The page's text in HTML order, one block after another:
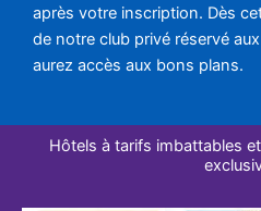
après votre inscription. Dès
de notre club privé réservé
aurez accès aux bons plans.
Hôtels à tarifs imbattables